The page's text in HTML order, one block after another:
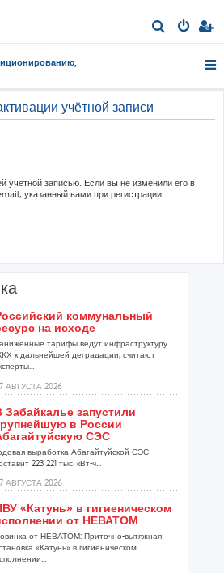
о
учётной записи
учётной записью. Если вы не изменили его в
указанный вами при регистрации.
коммунальный
на исходе
тарифы ведут инфраструктуру
к дальнейшей деградации, считают
АВГУСТА 2026
Забайкалье запустили
в России
СЭС
выработка Абагайтуйской СЭС
223 221 тыс. кВт-ч...
АВГУСТА 2026
«Катунь» в гигиеническом
от НЕВАТОМ
от НЕВАТОМ: Приточно-вытяжная
«Катунь» в гигиеническом